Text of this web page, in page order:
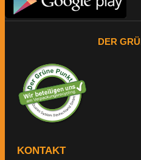
DER
KONTAKT